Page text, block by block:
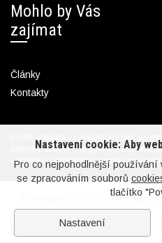
Nastavení cookie: Aby
Pro co nejpohodlnější používání
se zpracováním souborů
tlačítko
Nastavení
Mohlo by Vás
zajímat
Články
Kontakty
Podle zákona o evidenci tržeb je
účtenku. Zároveň je povinen
v případě technického výpadku pak
© HAFANEK.cz 2022. Všechna